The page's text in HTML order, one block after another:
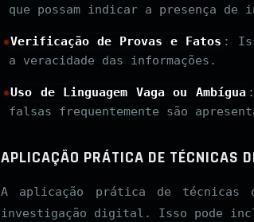
que possam indicar a presença de
Verificação de Provas e Fatos :
a veracidade das informações.
Uso de Linguagem Vaga ou Ambígua
falsas frequentemente são
APLICAÇÃO PRÁTICA DE TÉCNICAS
A aplicação prática de técnicas
investigação digital. Isso pode